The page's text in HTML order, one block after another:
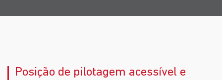
Posição de pilotagem acessível e